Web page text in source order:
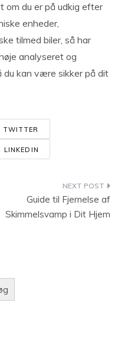
om du er på udkig efter
enheder,
tilmed biler, så har
analyseret og
du kan være sikker på dit
TWITTER
LINKEDIN
Guide til Fjernelse af
Skimmelsvamp i Dit Hjem